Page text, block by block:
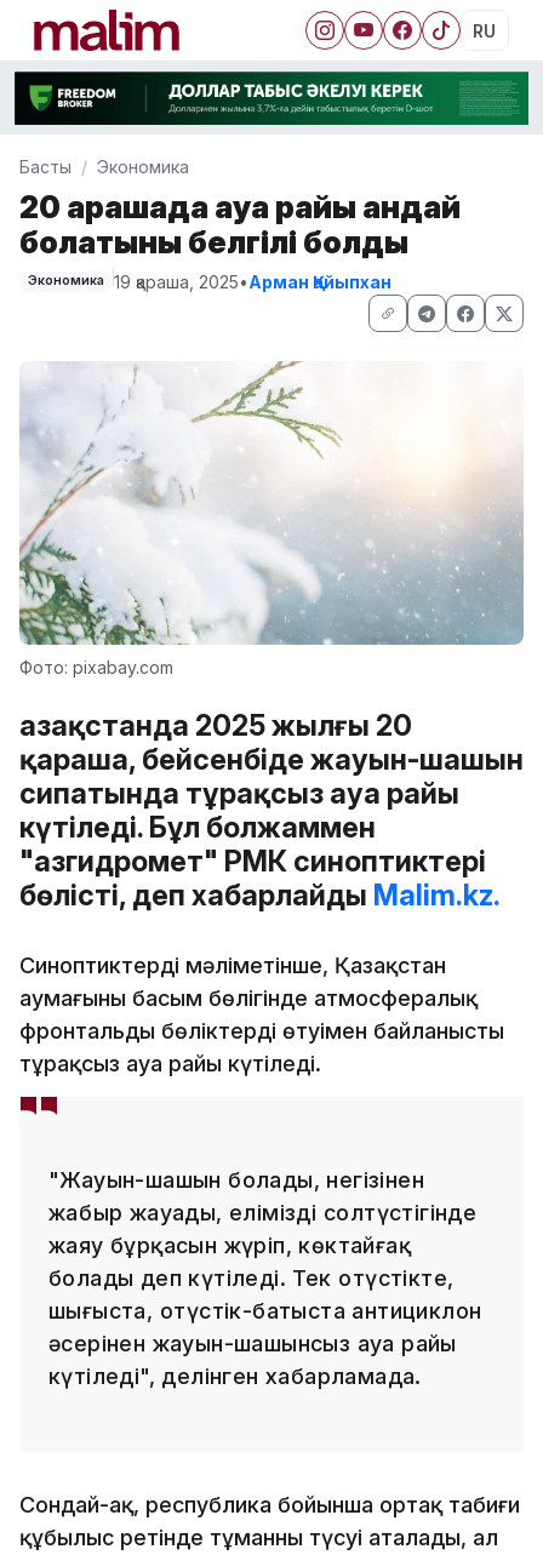
RU
Басты Экономика
20 қарашада ауа райы қандай
болатыны белгілі болды
Экономика 19 қараша, 2025•Арман Қайыпхан
Фото: pixabay.com
Қазақстанда 2025 жылғы 20
қараша, бейсенбіде жауын-шашын
сипатында тұрақсыз ауа райы
күтіледі. Бұл болжаммен
"Қазгидромет" РМК синоптиктері
бөлісті, деп хабарлайды Malim.kz.
Синоптиктердің мәліметінше, Қазақстан
аумағының басым бөлігінде атмосфералық
фронтальды бөліктердің өтуімен байланысты
тұрақсыз ауа райы күтіледі.
"Жауын-шашын болады, негізінен
жаңбыр жауады, еліміздің солтүстігінде
жаяу бұрқасын жүріп, көктайғақ
болады деп күтіледі. Тек оңтүстікте,
шығыста, оңтүстік-батыста антициклон
әсерінен жауын-шашынсыз ауа райы
күтіледі", делінген хабарламада.
Сондай-ақ, республика бойынша ортақ табиғи
құбылыс ретінде тұманның түсуі аталады, ал